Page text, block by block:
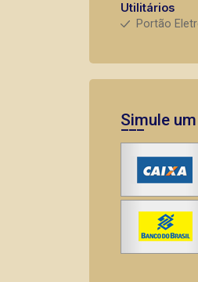
Utilitários
Portão
Simule